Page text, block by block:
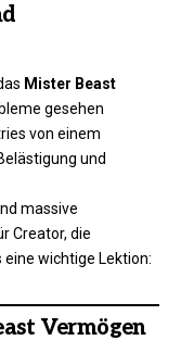
Mister Beast
gesehen
von einem
und
massive
Creator, die
eine wichtige Lektion:
Vermögen